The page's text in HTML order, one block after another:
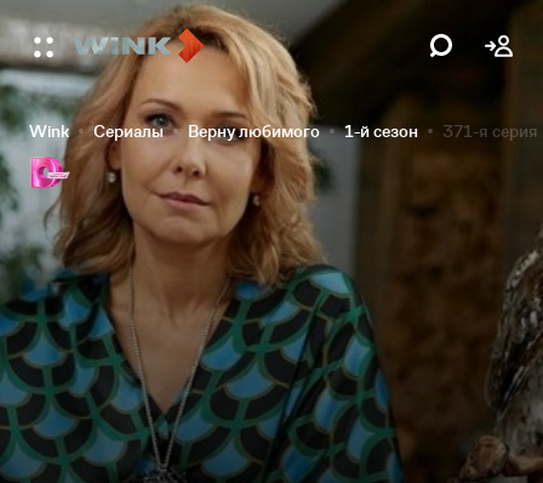
Wink Сериалы Верну любимого 1-й сезон 371-я серия